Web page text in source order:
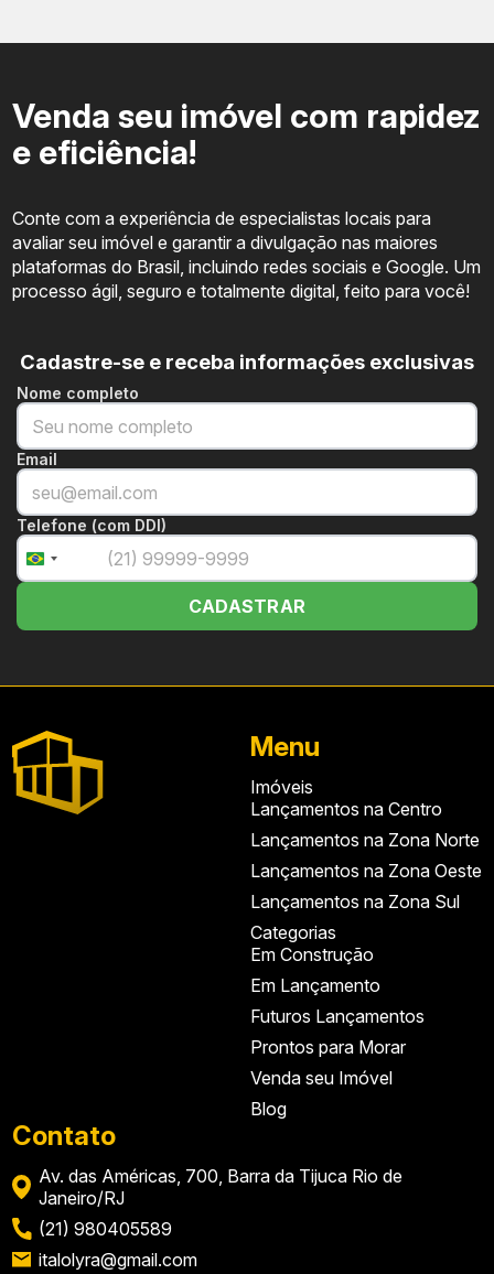
Venda seu imóvel com rapidez
e eficiência!
Conte com a experiência de especialistas locais para
avaliar seu imóvel e garantir a divulgação nas maiores
plataformas do Brasil, incluindo redes sociais e Google. Um
processo ágil, seguro e totalmente digital, feito para você!
Cadastre-se e receba informações exclusivas
Nome completo
Email
Telefone (com DDI)
Brazil
+55
CADASTRAR
Menu
Imóveis
Lançamentos na Centro
Lançamentos na Zona Norte
Lançamentos na Zona Oeste
Lançamentos na Zona Sul
Categorias
Em Construção
Em Lançamento
Futuros Lançamentos
Prontos para Morar
Venda seu Imóvel
Blog
Contato
Av. das Américas, 700, Barra da Tijuca Rio de
Janeiro/RJ
(21) 980405589
italolyra@gmail.com